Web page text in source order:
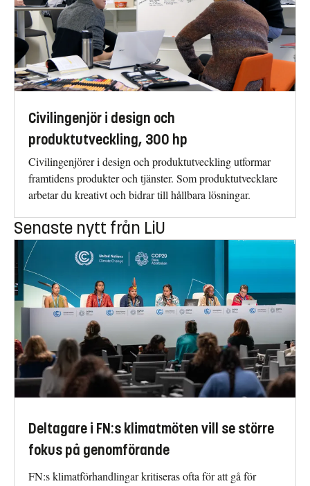
Civilingenjör i design och
produktutveckling, 300 hp
Civilingenjörer i design och produktutveckling utformar
framtidens produkter och tjänster. Som produktutvecklare
arbetar du kreativt och bidrar till hållbara lösningar.
Senaste nytt från LiU
Deltagare i FN:s klimatmöten vill se större
fokus på genomförande
FN:s klimatförhandlingar kritiseras ofta för att gå för